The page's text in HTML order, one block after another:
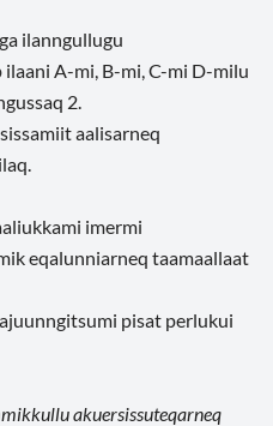
ilanngullugu
A-mi, B-mi, C-mi D-milu
2.
aalisarneq
imermi
eqalunniarneq taamaallaat
pisat perlukui
akuersissuteqarneq